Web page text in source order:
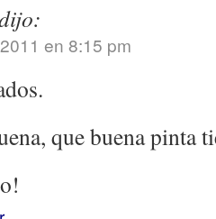
en 8:15 pm
que buena pinta